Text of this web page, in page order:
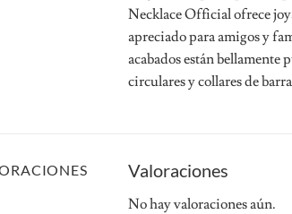
Necklace Official ofrece
apreciado para amigos y
acabados están bellamente
circulares y collares de
Valoraciones
No hay valoraciones aún.